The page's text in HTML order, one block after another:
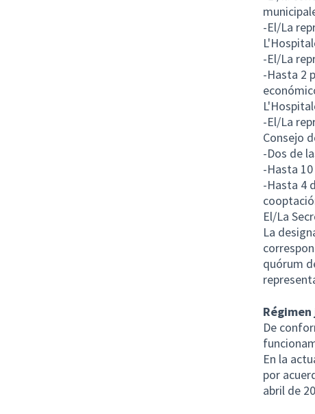
-El/La
-El/La
-Hasta 2
-El/La
Consejo
-Dos de
-Hasta
-Hasta 4
El/La
La
quórum
De
En la
por
abril de